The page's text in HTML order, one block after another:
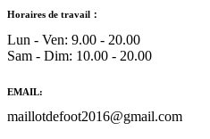
Horaires de travail：
Lun - Ven: 9.00 - 20.00
Sam - Dim: 10.00 - 20.00
EMAIL:
maillotdefoot2016@gmail.com